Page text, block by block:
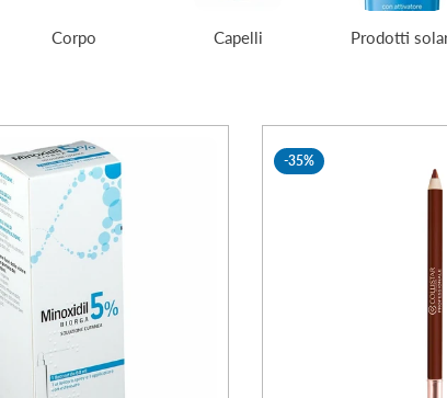
Corpo Capelli Prodotti
-35%